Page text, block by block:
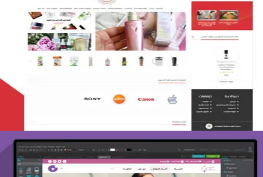
تصميم متجر لمار
التفاصيل